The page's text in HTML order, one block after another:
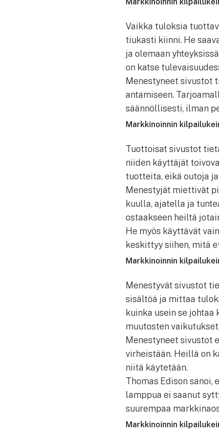
Vaikka tuloksia
tiukasti kiinni. He
ja olemaan
on katse
Menestyneet sivustot
antamiseen.
säännöllisesti, ilman
Markkinoinnin
Tuottoisat sivustot
niiden käyttäjät
tuotteita, eikä outoja
Menestyjät miettivät
kuulla, ajatella ja
ostaakseen heiltä
He myös käyttävät
keskittyy siihen, mitä
Markkinoinnin
Menestyvät sivustot
sisältöä ja mittaa
kuinka usein se
muutosten
Menestyneet sivustot
virheistään. Heillä on
niitä käytetään.
Thomas Edison
lamppua ei saanut
suurempaa
Markkinoinnin